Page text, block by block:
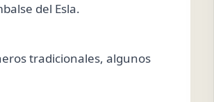
del Esla.
tradicionales, algunos